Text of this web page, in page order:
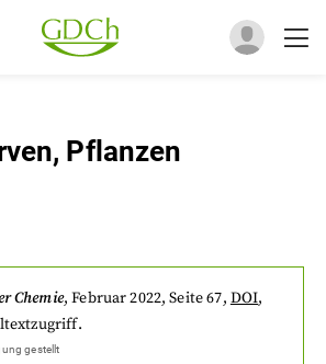
Pflanzen
Chemie,Februar 2022, Seite 67, DOI,
gestellt